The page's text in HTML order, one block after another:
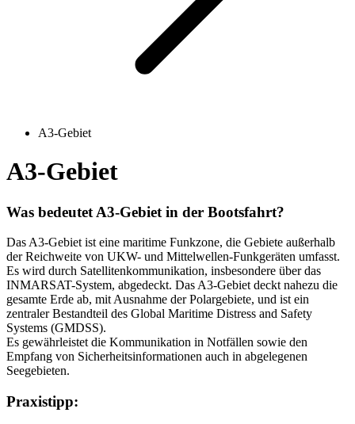
A3-Gebiet
A3-Gebiet
Was bedeutet A3-Gebiet in der Bootsfahrt?
Das A3-Gebiet ist eine maritime Funkzone, die Gebiete außerhalb
der Reichweite von UKW- und Mittelwellen-Funkgeräten umfasst.
Es wird durch Satellitenkommunikation, insbesondere über das
INMARSAT-System, abgedeckt. Das A3-Gebiet deckt nahezu die
gesamte Erde ab, mit Ausnahme der Polargebiete, und ist ein
zentraler Bestandteil des Global Maritime Distress and Safety
Systems (GMDSS).
Es gewährleistet die Kommunikation in Notfällen sowie den
Empfang von Sicherheitsinformationen auch in abgelegenen
Seegebieten.
Praxistipp: